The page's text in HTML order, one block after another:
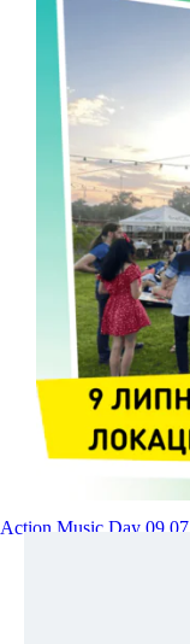
Action Music Day 09.07